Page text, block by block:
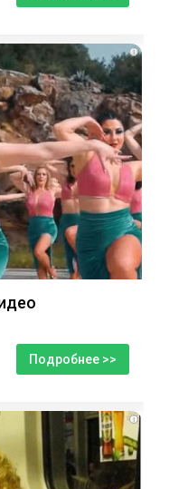
i
Подробнее >>
i